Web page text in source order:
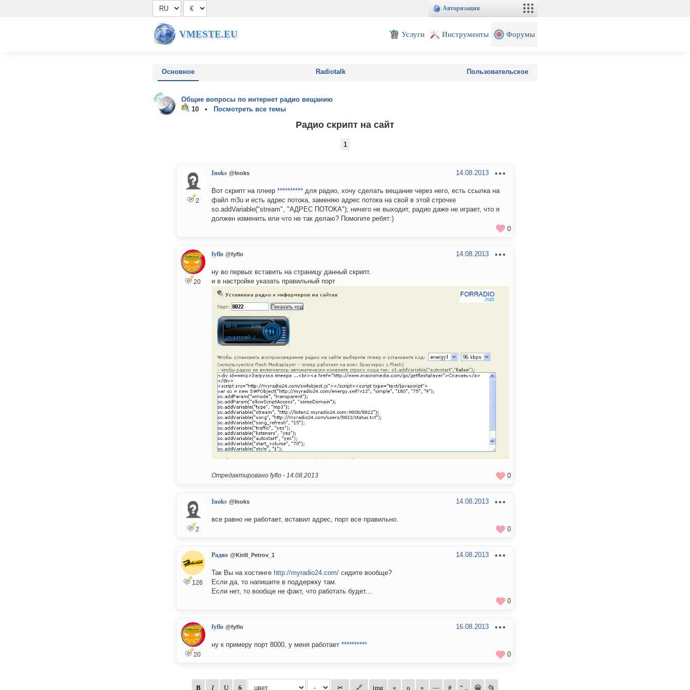
Авторизация
VMESTE.EU Услуги Инструменты Форумы
Основное Radiotalk Пользовательское
Общие вопросы по интернет радио вещанию
10 •
Посмотреть все темы
Радио скрипт на сайт
1
2
Inoks @Inoks 14.08.2013
Вот скрипт на плеер ********** для радио, хочу сделать вещание через него, есть ссылка на
файл m3u и есть адрес потока, заменяю адрес потока на свой в этой строчке
so.addVariable("stream", "АДРЕС ПОТОКА"); ничего не выходит, радио даже не играет, что я
должен изменить или что не так делаю? Помогите ребят:)
0
20
fyflo @fyflo 14.08.2013
ну во первых вставить на страницу данный скрипт.
и в настройке указать правильный порт
Отредактировано fyflo - 14.08.2013 0
2
Inoks @Inoks 14.08.2013
все равно не работает, вставил адрес, порт все правильно.
0
126
Радио @Kirill_Petrov_1 14.08.2013
Так Вы на хостинге http://myradio24.com/ сидите вообще?
Если да, то напишите в поддержку там.
Если нет, то вообще не факт, что работать будет...
0
20
fyflo @fyflo 16.08.2013
ну к примеру порт 8000, у меня работает **********
0